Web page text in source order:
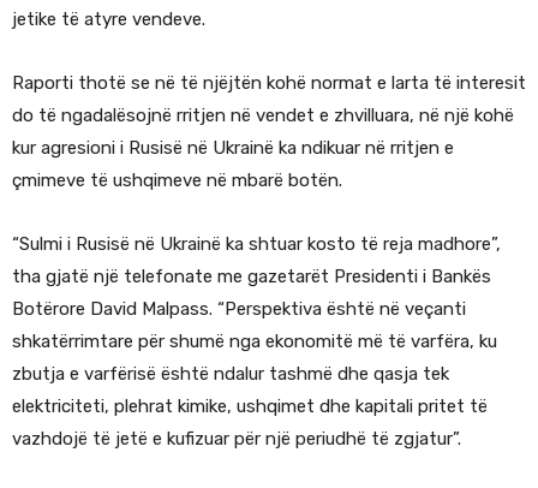
jetike të atyre vendeve.
Raporti thotë se në të njëjtën kohë normat e larta të interesit
do të ngadalësojnë rritjen në vendet e zhvilluara, në një kohë
kur agresioni i Rusisë në Ukrainë ka ndikuar në rritjen e
çmimeve të ushqimeve në mbarë botën.
“Sulmi i Rusisë në Ukrainë ka shtuar kosto të reja madhore”,
tha gjatë një telefonate me gazetarët Presidenti i Bankës
Botërore David Malpass. “Perspektiva është në veçanti
shkatërrimtare për shumë nga ekonomitë më të varfëra, ku
zbutja e varfërisë është ndalur tashmë dhe qasja tek
elektriciteti, plehrat kimike, ushqimet dhe kapitali pritet të
vazhdojë të jetë e kufizuar për një periudhë të zgjatur”.